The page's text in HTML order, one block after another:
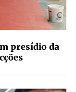
presídio da